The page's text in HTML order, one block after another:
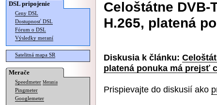
DSL pripojenie
Ceny DSL
Dostupnosť DSL
Fórum o DSL
Výsledky meraní
Satelitná mapa SR
Merače
Speedmeter Merania
Pingmeter
Googlemeter
Celoštátne
H.265, platená
Diskusia k článku:
platená ponuka má prejsť
Prispievajte do diskusií ako